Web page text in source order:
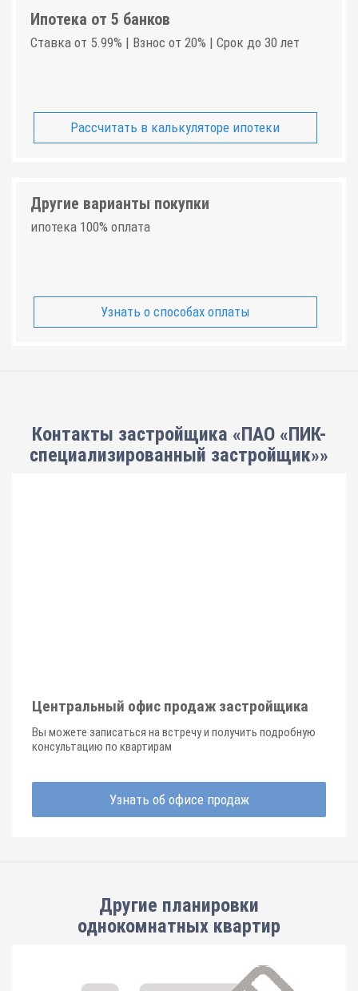
Ипотека от 5 банков
Ставка от 5.99% | Взнос от 20% | Срок до 30 лет
Рассчитать в калькуляторе ипотеки
Другие варианты покупки
ипотека 100% оплата
Узнать о способах оплаты
Контакты застройщика «ПАО «ПИК-
специализированный застройщик»»
Центральный офис продаж застройщика
Вы можете записаться на встречу и получить подробную
консультацию по квартирам
Узнать об офисе продаж
Другие планировки
однокомнатных квартир